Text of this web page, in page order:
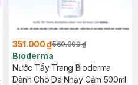
351.000 ₫560.000 ₫
Bioderma
Nước Tẩy Trang Bioderma
Dành Cho Da Nhạy Cảm 500ml